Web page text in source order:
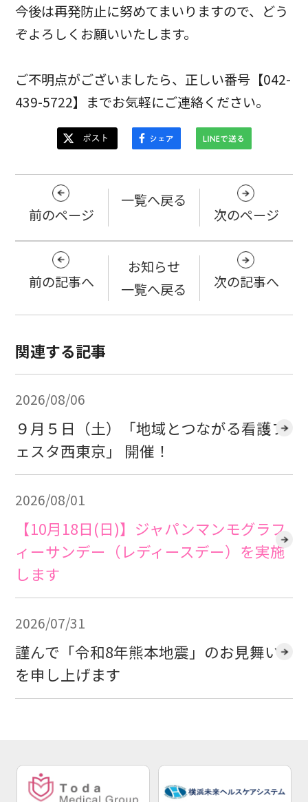
今後は再発防止に努めてまいりますので、どう
ぞよろしくお願いいたします。
ご不明点がございましたら、正しい番号【042-
439-5722】までお気軽にご連絡ください。
前のページ
一覧へ戻る
次のページ
前の記事へ
お知らせ
一覧へ戻る
次の記事へ
関連する記事
2026/08/06
９月５日（土）「地域とつながる看護フ
ェスタ西東京」 開催！
2026/08/01
【10月18日(日)】ジャパンマンモグラフ
ィーサンデー（レディースデー）を実施
します
2026/07/31
謹んで「令和8年熊本地震」のお見舞い
を申し上げます